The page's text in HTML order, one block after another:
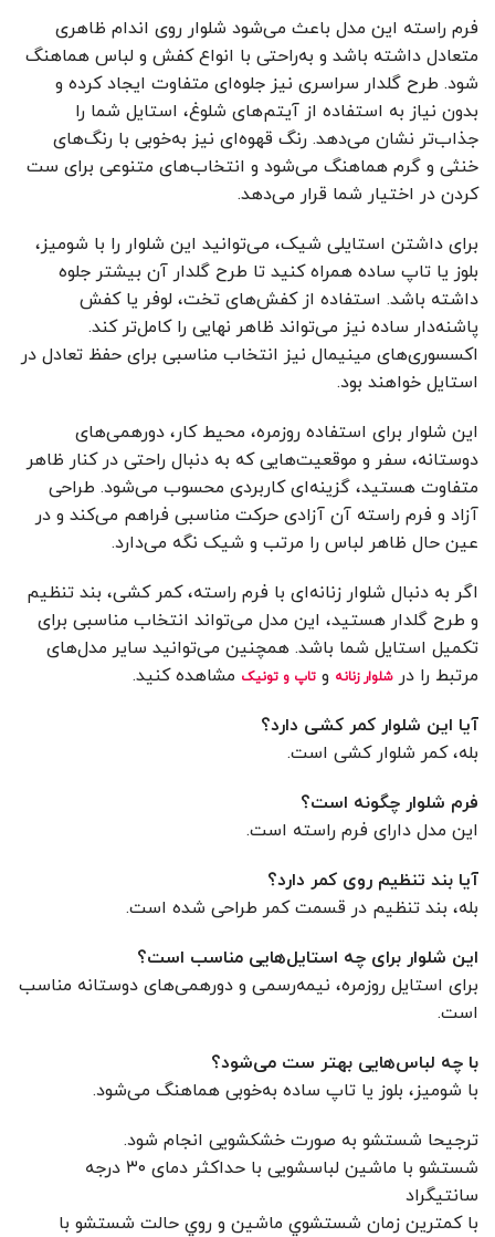
فرم راسته این مدل باعث می‌شود شلوار روی اندام ظاهری
متعادل داشته باشد و به‌راحتی با انواع کفش و لباس هماهنگ
شود. طرح گلدار سراسری نیز جلوه‌ای متفاوت ایجاد کرده و
بدون نیاز به استفاده از آیتم‌های شلوغ، استایل شما را
جذاب‌تر نشان می‌دهد. رنگ قهوه‌ای نیز به‌خوبی با رنگ‌های
خنثی و گرم هماهنگ می‌شود و انتخاب‌های متنوعی برای ست
کردن در اختیار شما قرار می‌دهد.
برای داشتن استایلی شیک، می‌توانید این شلوار را با شومیز،
بلوز یا تاپ ساده همراه کنید تا طرح گلدار آن بیشتر جلوه
داشته باشد. استفاده از کفش‌های تخت، لوفر یا کفش
پاشنه‌دار ساده نیز می‌تواند ظاهر نهایی را کامل‌تر کند.
اکسسوری‌های مینیمال نیز انتخاب مناسبی برای حفظ تعادل در
استایل خواهند بود.
این شلوار برای استفاده روزمره، محیط کار، دورهمی‌های
دوستانه، سفر و موقعیت‌هایی که به دنبال راحتی در کنار ظاهر
متفاوت هستید، گزینه‌ای کاربردی محسوب می‌شود. طراحی
آزاد و فرم راسته آن آزادی حرکت مناسبی فراهم می‌کند و در
عین حال ظاهر لباس را مرتب و شیک نگه می‌دارد.
اگر به دنبال شلوار زنانه‌ای با فرم راسته، کمر کشی، بند تنظیم
و طرح گلدار هستید، این مدل می‌تواند انتخاب مناسبی برای
تکمیل استایل شما باشد. همچنین می‌توانید سایر مدل‌های
مرتبط را در شلوار زنانه و تاپ و تونیک مشاهده کنید.
آیا این شلوار کمر کشی دارد؟
بله، کمر شلوار کشی است.
فرم شلوار چگونه است؟
این مدل دارای فرم راسته است.
آیا بند تنظیم روی کمر دارد؟
بله، بند تنظیم در قسمت کمر طراحی شده است.
این شلوار برای چه استایل‌هایی مناسب است؟
برای استایل روزمره، نیمه‌رسمی و دورهمی‌های دوستانه مناسب
است.
با چه لباس‌هایی بهتر ست می‌شود؟
با شومیز، بلوز یا تاپ ساده به‌خوبی هماهنگ می‌شود.
ترجیحا شستشو به صورت خشکشویی انجام شود.
شستشو با ماشین لباسشویی با حداکثر دمای ۳۰ درجه
سانتیگراد
با کمترين زمان شستشوي ماشين و روي حالت شستشو با